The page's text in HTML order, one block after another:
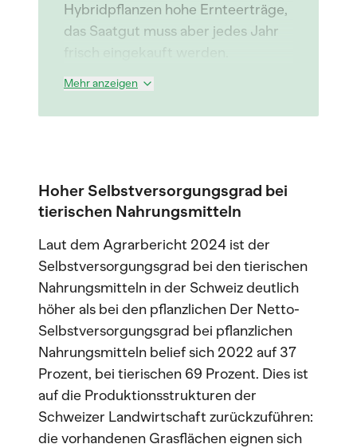
Hybridpflanzen hohe Ernteerträge,
das Saatgut muss aber jedes Jahr
frisch eingekauft werden.
Mehr anzeigen
Hoher Selbstversorgungsgrad bei
tierischen Nahrungsmitteln
Laut dem Agrarbericht 2024 ist der
Selbstversorgungsgrad bei den tierischen
Nahrungsmitteln in der Schweiz deutlich
höher als bei den pflanzlichen Der Netto-
Selbstversorgungsgrad bei pflanzlichen
Nahrungsmitteln belief sich 2022 auf 37
Prozent, bei tierischen 69 Prozent. Dies ist
auf die Produktionsstrukturen der
Schweizer Landwirtschaft zurückzuführen:
die vorhandenen Grasflächen eignen sich